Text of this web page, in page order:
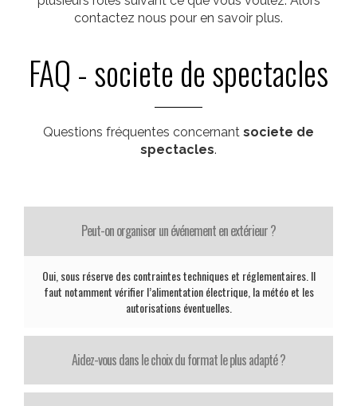
contactez nous pour en savoir plus.
FAQ - societe de spectacles
Questions fréquentes concernant societe de
spectacles.
Peut-on organiser un événement en extérieur ?
Oui, sous réserve des contraintes techniques et réglementaires. Il
faut notamment vérifier l’alimentation électrique, la météo et les
autorisations éventuelles.
Aidez-vous dans le choix du format le plus adapté ?